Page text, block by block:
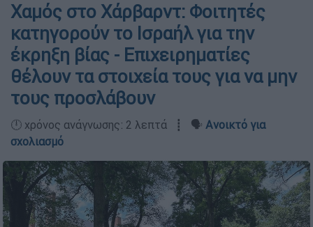
Χαμός στο Χάρβαρντ: Φοιτητές
κατηγορούν το Ισραήλ για την
έκρηξη βίας - Επιχειρηματίες
θέλουν τα στοιχεία τους για να μην
τους προσλάβουν
🕛 χρόνος ανάγνωσης: 2 λεπτά ┋ 🗣️ Ανοικτό για
σχολιασμό